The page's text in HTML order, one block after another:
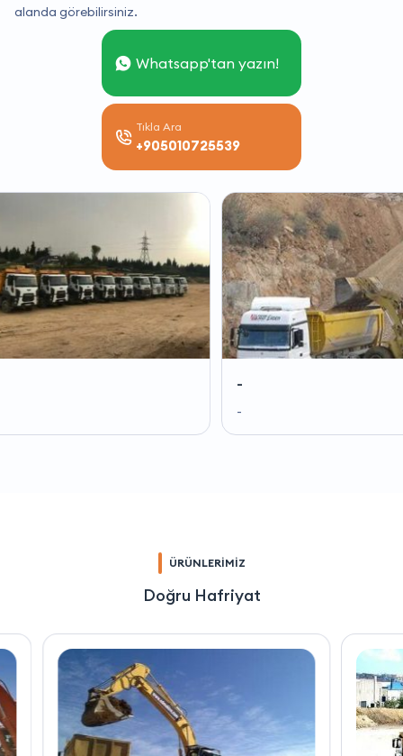
alanda görebilirsiniz.
Whatsapp'tan yazın!
Tıkla Ara
+905010725539
ÜRÜNLERİMİZ
Doğru Hafriyat